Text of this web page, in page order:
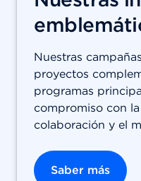
Nuestras
proyectos
programas
compromiso con
colaboración y el
Saber más